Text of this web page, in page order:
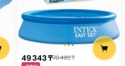
49 343 ₸70 490 ₸